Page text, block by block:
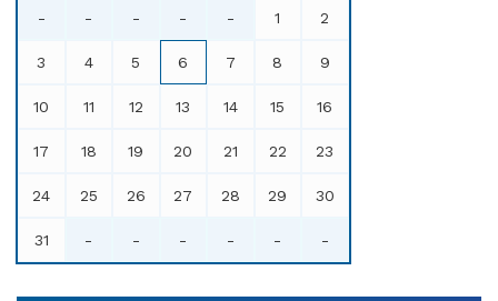
- - - - - 1 2
3 4 5 6 7 8 9
10 11 12 13 14 15 16
17 18 19 20 21 22 23
24 25 26 27 28 29 30
31 - - - - - -